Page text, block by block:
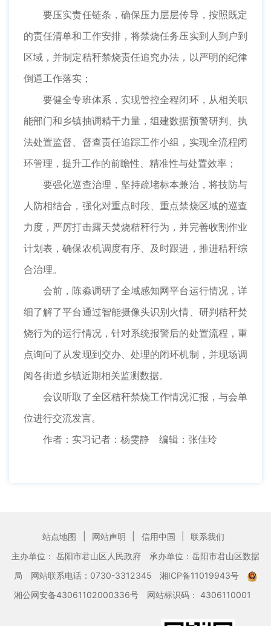
要压实责任链条，确保压力层层传导，按照既定
的责任清单和工作安排，将禁烧任务压实到人到户到
区域，并制定秸秆禁烧责任追究办法，以严明的纪律
倒逼工作落实；
要健全专班体系，实现管控全程闭环，从相关职
能部门和乡镇抽调精干力量，组建数据预警研判、执
法处置监督、督查责任追踪工作小组，实现全流程闭
环管理，提升工作的前瞻性、精准性与处置效率；
要强化巡查治理，坚持疏堵标本兼治，将技防与
人防相结合，强化对重点时段、重点禁烧区域的巡查
力度，严厉打击露天焚烧秸秆行为，并完善收割作业
计划表，确保农机调度有序、及时跟进，推进秸秆综
合治理。
会前，陈淼调研了全域感知网平台运行情况，详
细了解了平台通过智能摄像头识别火情、研判秸秆焚
烧行为的运行情况，针对系统报警后的处置流程，重
点询问了从发现到交办、处理的闭环机制，并现场调
阅各街道乡镇近期相关监测数据。
会议听取了全区秸秆禁烧工作情况汇报，与会单
位进行交流发言。
作者：实习记者：杨雯静 编辑：张佳玲
站点地图 网站声明 信用中国
联系我们
主办单位： 岳阳市君山区人民政府
承办单位：岳阳市君山区数据
局
网站联系电话：0730-3312345
湘ICP备11019943号
湘公网安备43061102000336号
网站标识码： 4306110001